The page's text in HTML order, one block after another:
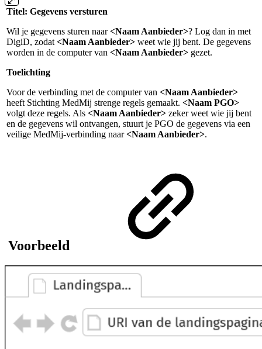
Titel: Gegevens versturen
Wil je gegevens sturen naar<Naam Aanbieder>? Log dan in met
DigiD, zodat <Naam Aanbieder> weet wie jij bent. De gegevens
worden in de computer van <Naam Aanbieder> gezet.
Toelichting
Voor de verbinding met de computer van <Naam Aanbieder>
heeft Stichting MedMij strenge regels gemaakt. <Naam PGO>
volgt deze regels. Als <Naam Aanbieder> zeker weet wie jij bent
en de gegevens wil ontvangen, stuurt je PGO de gegevens via een
veilige MedMij-verbinding naar<Naam Aanbieder>.
Voorbeeld